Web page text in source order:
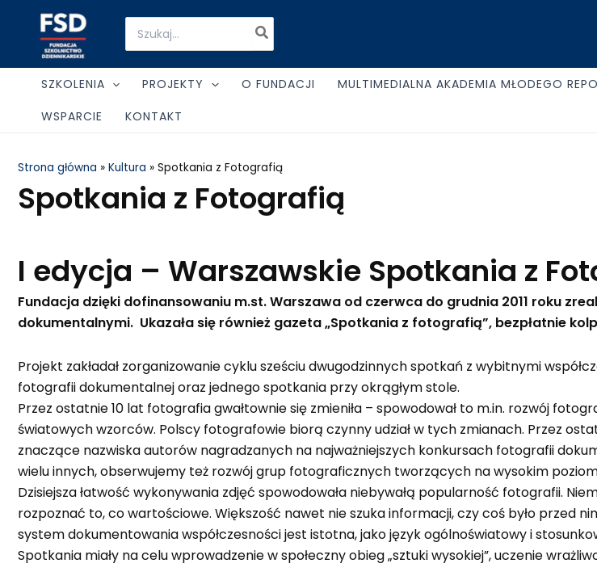
content
Search
for:
SZKOLENIA PROJEKTY O FUNDACJI MULTIMEDIALNA AKADEMIA MŁODEGO
WSPARCIE
KONTAKT
Strona główna » Kultura » Spotkania z Fotografią
Spotkania z Fotografią
I edycja – Warszawskie Spotkania z
Fundacja dzięki dofinansowaniu m.st. Warszawa od czerwca do grudnia 2011 roku
dokumentalnymi. Ukazała się również gazeta „Spotkania z fotografią”, bezpłatnie
Projekt zakładał zorganizowanie cyklu sześciu dwugodzinnych spotkań z wybitnymi
fotografii dokumentalnej oraz jednego spotkania przy okrągłym stole.
Przez ostatnie 10 lat fotografia gwałtownie się zmieniła – spowodował to m.in. rozwój
światowych wzorców. Polscy fotografowie biorą czynny udział w tych zmianach. Przez
znaczące nazwiska autorów nagradzanych na najważniejszych konkursach fotografii
wielu innych, obserwujemy też rozwój grup fotograficznych tworzących na wysokim
Dzisiejsza łatwość wykonywania zdjęć spowodowała niebywałą popularność fotografii.
rozpoznać to, co wartościowe. Większość nawet nie szuka informacji, czy coś było przed
system dokumentowania współczesności jest istotna, jako język ogólnoświatowy i
Spotkania miały na celu wprowadzenie w społeczny obieg „sztuki wysokiej”, uczenie